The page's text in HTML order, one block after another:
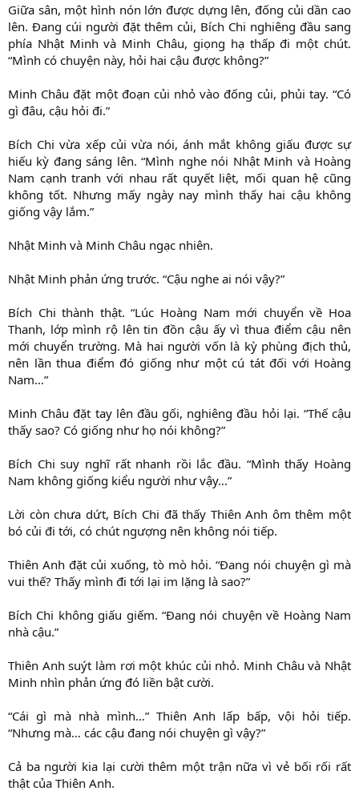
Giữa sân, một hình nón lớn được dựng lên, đống củi dần cao
lên. Đang cúi người đặt thêm củi, Bích Chi nghiêng đầu sang
phía Nhật Minh và Minh Châu, giọng hạ thấp đi một chút.
“Mình có chuyện này, hỏi hai cậu được không?”
Minh Châu đặt một đoạn củi nhỏ vào đống củi, phủi tay. “Có
gì đâu, cậu hỏi đi.”
Bích Chi vừa xếp củi vừa nói, ánh mắt không giấu được sự
hiếu kỳ đang sáng lên. “Mình nghe nói Nhật Minh và Hoàng
Nam cạnh tranh với nhau rất quyết liệt, mối quan hệ cũng
không tốt. Nhưng mấy ngày nay mình thấy hai cậu không
giống vậy lắm.”
Nhật Minh và Minh Châu ngạc nhiên.
Nhật Minh phản ứng trước. “Cậu nghe ai nói vậy?”
Bích Chi thành thật. “Lúc Hoàng Nam mới chuyển về Hoa
Thanh, lớp mình rộ lên tin đồn cậu ấy vì thua điểm cậu nên
mới chuyển trường. Mà hai người vốn là kỳ phùng địch thủ,
nên lần thua điểm đó giống như một cú tát đối với Hoàng
Nam…”
Minh Châu đặt tay lên đầu gối, nghiêng đầu hỏi lại. “Thế cậu
thấy sao? Có giống như họ nói không?”
Bích Chi suy nghĩ rất nhanh rồi lắc đầu. “Mình thấy Hoàng
Nam không giống kiểu người như vậy…”
Lời còn chưa dứt, Bích Chi đã thấy Thiên Anh ôm thêm một
bó củi đi tới, có chút ngượng nên không nói tiếp.
Thiên Anh đặt củi xuống, tò mò hỏi. “Đang nói chuyện gì mà
vui thế? Thấy mình đi tới lại im lặng là sao?”
Bích Chi không giấu giếm. “Đang nói chuyện về Hoàng Nam
nhà cậu.”
Thiên Anh suýt làm rơi một khúc củi nhỏ. Minh Châu và Nhật
Minh nhìn phản ứng đó liền bật cười.
“Cái gì mà nhà mình…” Thiên Anh lấp bấp, vội hỏi tiếp.
“Nhưng mà… các cậu đang nói chuyện gì vậy?”
Cả ba người kia lại cười thêm một trận nữa vì vẻ bối rối rất
thật của Thiên Anh.